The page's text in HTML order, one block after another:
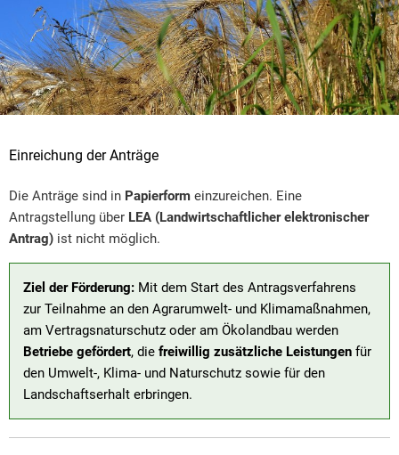
Einreichung der Anträge
Die Anträge sind in Papierform einzureichen. Eine
Antragstellung über LEA (Landwirtschaftlicher elektronischer
Antrag) ist nicht möglich.
Ziel der Förderung: Mit dem Start des Antragsverfahrens
zur Teilnahme an den Agrarumwelt- und Klimamaßnahmen,
am Vertragsnaturschutz oder am Ökolandbau werden
Betriebe gefördert, die freiwillig zusätzliche Leistungen für
den Umwelt-, Klima- und Naturschutz sowie für den
Landschaftserhalt erbringen.